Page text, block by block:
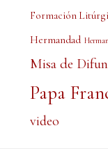
Formación
Hermandad
Misa de
Papa
video